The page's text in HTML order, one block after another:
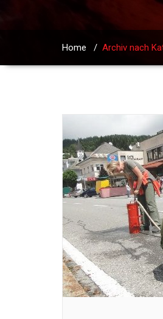
Home / Archiv nach